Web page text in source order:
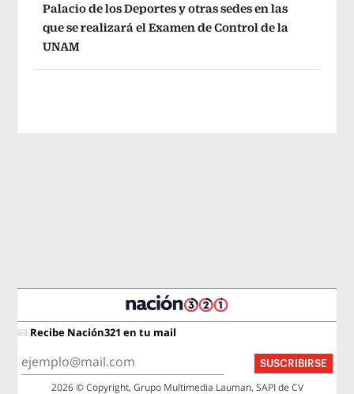
Palacio de los Deportes y otras sedes en las
que se realizará el Examen de Control de la
UNAM
Recibe Nación321 en tu mail
SUSCRIBIRSE
2026 © Copyright, Grupo Multimedia Lauman, SAPI de CV